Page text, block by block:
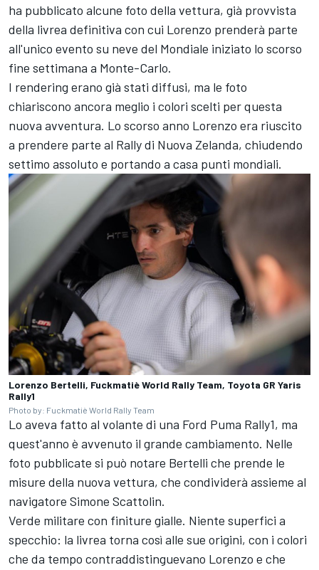
ha pubblicato alcune foto della vettura, già provvista
della livrea definitiva con cui Lorenzo prenderà parte
all'unico evento su neve del Mondiale iniziato lo scorso
fine settimana a Monte-Carlo.
I rendering erano già stati diffusi, ma le foto
chiariscono ancora meglio i colori scelti per questa
nuova avventura. Lo scorso anno Lorenzo era riuscito
a prendere parte al Rally di Nuova Zelanda, chiudendo
settimo assoluto e portando a casa punti mondiali.
Lorenzo Bertelli, Fuckmatiè World Rally Team, Toyota GR Yaris
Rally1
Photo by: Fuckmatiè World Rally Team
Lo aveva fatto al volante di una Ford Puma Rally1, ma
quest'anno è avvenuto il grande cambiamento. Nelle
foto pubblicate si può notare Bertelli che prende le
misure della nuova vettura, che condividerà assieme al
navigatore Simone Scattolin.
Verde militare con finiture gialle. Niente superfici a
specchio: la livrea torna così alle sue origini, con i colori
che da tempo contraddistinguevano Lorenzo e che